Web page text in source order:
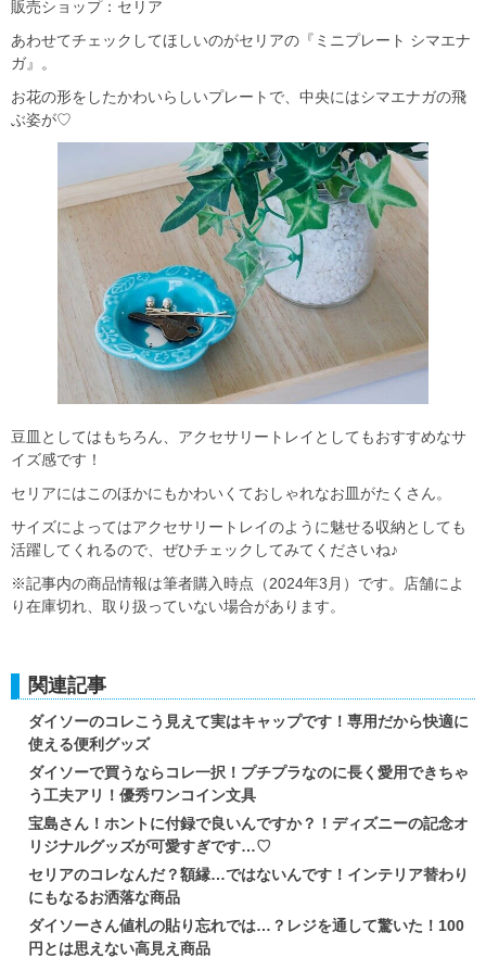
販売ショップ：セリア
あわせてチェックしてほしいのがセリアの『ミニプレート シマエナ
ガ』。
お花の形をしたかわいらしいプレートで、中央にはシマエナガの飛
ぶ姿が♡
豆皿としてはもちろん、アクセサリートレイとしてもおすすめなサ
イズ感です！
セリアにはこのほかにもかわいくておしゃれなお皿がたくさん。
サイズによってはアクセサリートレイのように魅せる収納としても
活躍してくれるので、ぜひチェックしてみてくださいね♪
※記事内の商品情報は筆者購入時点（2024年3月）です。店舗によ
り在庫切れ、取り扱っていない場合があります。
関連記事
ダイソーのコレこう見えて実はキャップです！専用だから快適に
使える便利グッズ
ダイソーで買うならコレ一択！プチプラなのに長く愛用できちゃ
う工夫アリ！優秀ワンコイン文具
宝島さん！ホントに付録で良いんですか？！ディズニーの記念オ
リジナルグッズが可愛すぎです…♡
セリアのコレなんだ？額縁…ではないんです！インテリア替わり
にもなるお洒落な商品
ダイソーさん値札の貼り忘れでは…？レジを通して驚いた！100
円とは思えない高見え商品